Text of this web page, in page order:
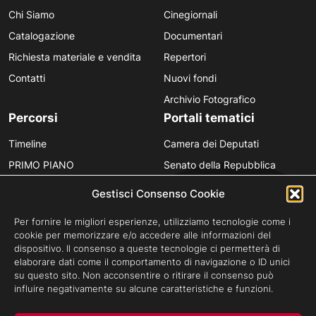
Gestisci Consenso Cookie
Per fornire le migliori esperienze, utilizziamo tecnologie come i
cookie per memorizzare e/o accedere alle informazioni del
dispositivo. Il consenso a queste tecnologie ci permetterà di
elaborare dati come il comportamento di navigazione o ID unici
su questo sito. Non acconsentire o ritirare il consenso può
influire negativamente su alcune caratteristiche e funzioni.
Chi Siamo
Catalogazione
Richiesta materiale e vendita
Contatti
Cinegiornali
Documentari
Repertori
Nuovi fondi
Archivio Fotografico
Percorsi
Timeline
PRIMO PIANO
Anniversari
Portali tematici
Camera dei Deputati
Senato della Repubblica
Provincia in Luce
Luce per la didattica
Fare gli italiani